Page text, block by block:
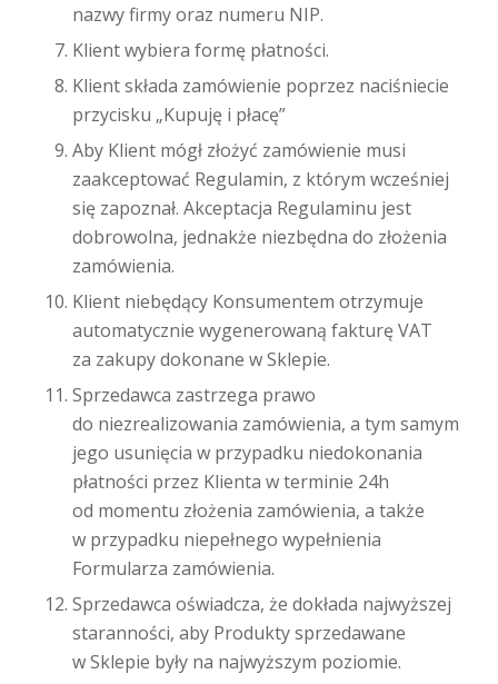
nazwy firmy oraz numeru NIP.
Klient wybiera formę płatności.
Klient składa zamówienie poprzez naciśniecie
przycisku „Kupuję i płacę”
Aby Klient mógł złożyć zamówienie musi
zaakceptować Regulamin, z którym wcześniej
się zapoznał. Akceptacja Regulaminu jest
dobrowolna, jednakże niezbędna do złożenia
zamówienia.
Klient niebędący Konsumentem otrzymuje
automatycznie wygenerowaną fakturę VAT
za zakupy dokonane w Sklepie.
Sprzedawca zastrzega prawo
do niezrealizowania zamówienia, a tym samym
jego usunięcia w przypadku niedokonania
płatności przez Klienta w terminie 24h
od momentu złożenia zamówienia, a także
w przypadku niepełnego wypełnienia
Formularza zamówienia.
Sprzedawca oświadcza, że dokłada najwyższej
staranności, aby Produkty sprzedawane
w Sklepie były na najwyższym poziomie.